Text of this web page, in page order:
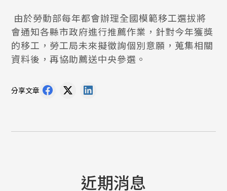
由於勞動部每年都會辦理全國模範移工選拔將
會通知各縣市政府進行推薦作業，針對今年獲獎
的移工，勞工局未來擬徵詢個別意願，蒐集相關
資料後，再協助薦送中央參選。
分享文章
近期消息